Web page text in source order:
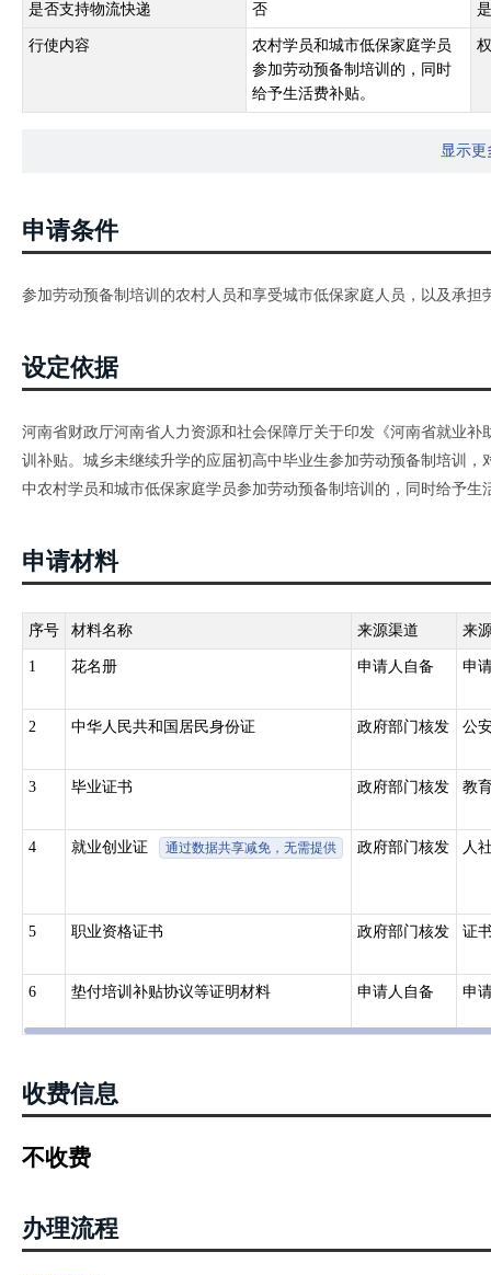
是否支持物流快递 否
行使内容
农村学员和城市低保家庭学员
参加劳动预备制培训的，同时
给予生活费补贴。
显示更
申请条件
参加劳动预备制培训的农村人员和享受城市低保家庭人员，以及承担
设定依据
河南省财政厅河南省人力资源和社会保障厅关于印发《河南省就业
训补贴。城乡未继续升学的应届初高中毕业生参加劳动预备制培训
中农村学员和城市低保家庭学员参加劳动预备制培训的，同时给予生
申请材料
序号 材料名称 来源渠道 来
1 花名册 申请人自备 申
2 中华人民共和国居民身份证 政府部门核发 公
3 毕业证书 政府部门核发 教
4 就业创业证 通过数据共享减免，无需提供 政府部门核发 人
5 职业资格证书 政府部门核发 证
6 垫付培训补贴协议等证明材料 申请人自备 申
收费信息
不收费
办理流程